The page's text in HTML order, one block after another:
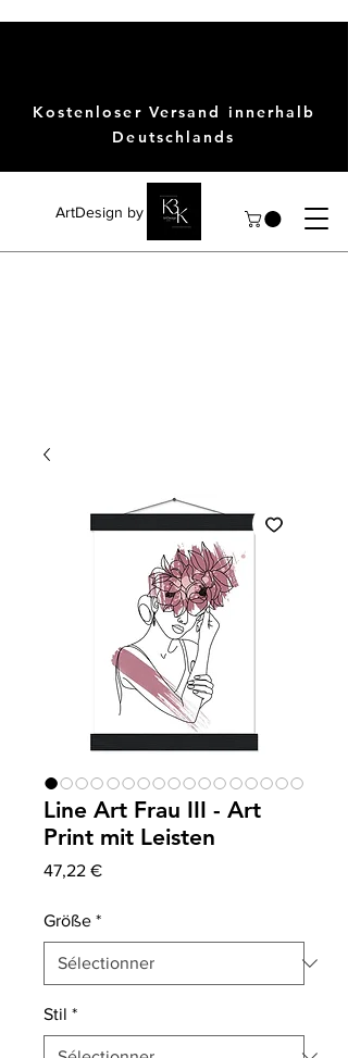
ArtDesign by KBK
Kostenloser Versand innerhalb
Deutschlands
Line Art Frau III - Art
Print mit Leisten
47,22 €Prix
Größe *
Stil *